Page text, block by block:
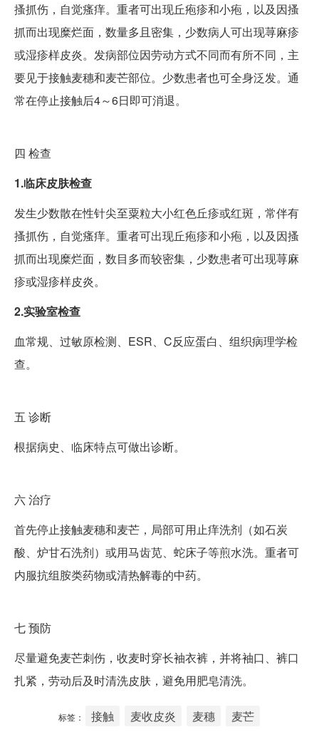
搔抓伤，自觉瘙痒。重者可出现丘疱疹和小疱，以及因搔
抓而出现糜烂面，数量多且密集，少数病人可出现荨麻疹
或湿疹样皮炎。发病部位因劳动方式不同而有所不同，主
要见于接触麦穗和麦芒部位。少数患者也可全身泛发。通
常在停止接触后4～6日即可消退。
四 检查
1.临床皮肤检查
发生少数散在性针尖至粟粒大小红色丘疹或红斑，常伴有
搔抓伤，自觉瘙痒。重者可出现丘疱疹和小疱，以及因搔
抓而出现糜烂面，数目多而较密集，少数患者可出现荨麻
疹或湿疹样皮炎。
2.实验室检查
血常规、过敏原检测、ESR、C反应蛋白、组织病理学检
查。
五 诊断
根据病史、临床特点可做出诊断。
六治疗
首先停止接触麦穗和麦芒，局部可用止痒洗剂（如石炭
酸、炉甘石洗剂）或用马齿苋、蛇床子等煎水洗。重者可
内服抗组胺类药物或清热解毒的中药。
七预防
尽量避免麦芒刺伤，收麦时穿长袖衣裤，并将袖口、裤口
扎紧，劳动后及时清洗皮肤，避免用肥皂清洗。
标签： 接触 麦收皮炎 麦穗 麦芒